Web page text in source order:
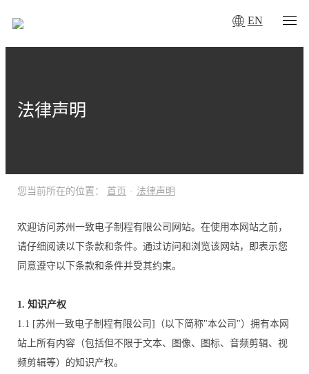
EN
法律声明
您当前所在的位置： 首页 · 法律声明
欢迎访问苏州一致电子制程有限公司网站。在使用本网站之前，
请仔细阅读以下条款和条件。通过访问和浏览该网站，即表示您
同意遵守以下条款和条件并受其约束。
1. 知识产权
1.1 [苏州一致电子制程有限公司]（以下简称"本公司"）拥有本网
站上所有内容（包括但不限于文本、图像、图标、音频剪辑、视
频剪辑等）的知识产权。